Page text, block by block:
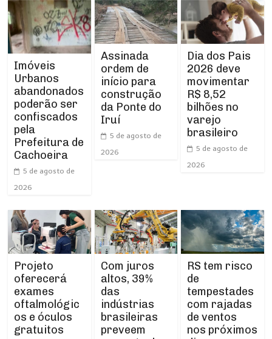
Imóveis
Urbanos
abandonados
poderão ser
confiscados
pela
Prefeitura de
Cachoeira
5 de agosto de
2026
Assinada
ordem de
início para
construção
da Ponte do
Iruí
5 de agosto de
2026
Dia dos Pais
2026 deve
movimentar
R$ 8,52
bilhões no
varejo
brasileiro
5 de agosto de
2026
Projeto
oferecerá
exames
oftalmológic
os e óculos
gratuitos
Com juros
altos, 39%
das
indústrias
brasileiras
preveem
RS tem risco
de
tempestades
com rajadas
de ventos
nos próximos